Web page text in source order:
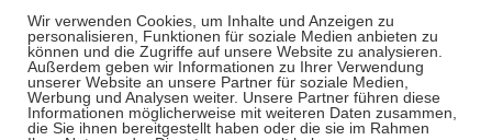
Alle Zahlungen sind sehr sicher
Kostenloser Versand für Bestellungen über